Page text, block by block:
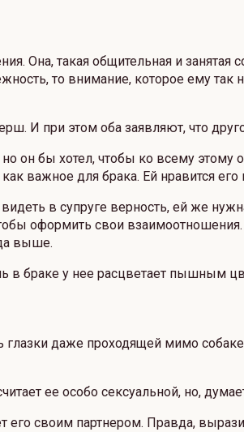
Она, такая общительная и
то внимание, которое ему
И при этом оба заявляют, что
он бы хотел, чтобы ко всему
важное для брака. Ей нравится
в супруге верность, ей же
оформить свои
выше.
в браке у нее расцветает пышным
глазки даже проходящей мимо
ее особо сексуальной, но,
своим партнером. Правда,